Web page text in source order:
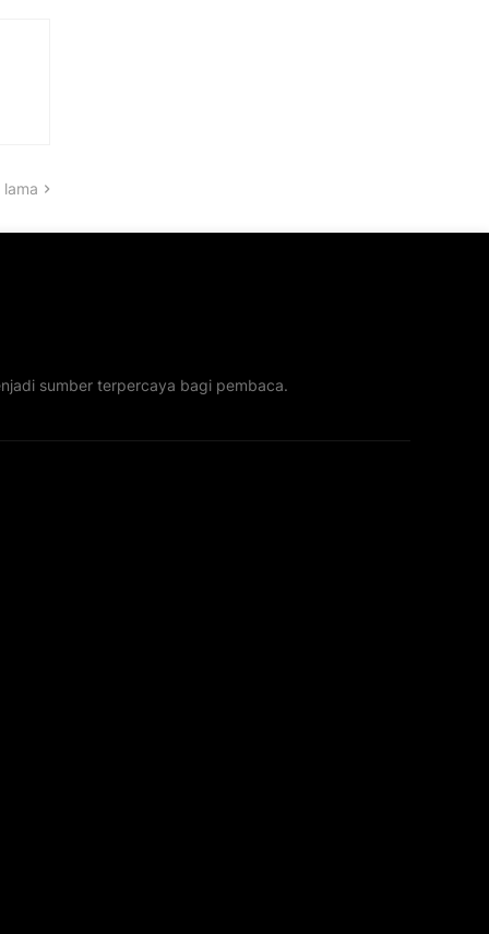
lama
sumber terpercaya bagi pembaca.